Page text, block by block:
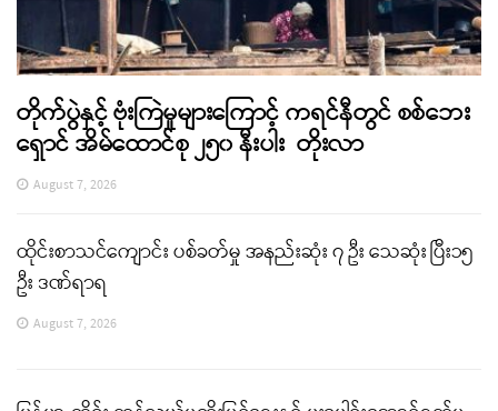
တိုက်ပွဲနှင့် ဗုံးကြဲမှုများကြောင့် ကရင်နီတွင် စစ်ဘေး
ရှောင် အိမ်ထောင်စု ၂၅၀ နီးပါး တိုးလာ
August 7, 2026
ထိုင်းစာသင်ကျောင်း ပစ်ခတ်မှု အနည်းဆုံး ၇ ဦး သေဆုံး ပြီး၁၅
ဦး ဒဏ်ရာရ
August 7, 2026